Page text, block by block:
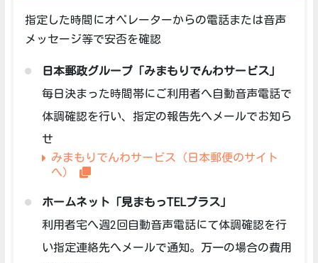
指定した時間にオペレーターからの電話または音声
メッセージ等で安否を確認
日本郵政グループ「みまもりでんわサービス」
毎日決まった時間帯にご利用者へ自動音声電話で
体調確認を行い、指定の報告先へメールでお知ら
せ
みまもりでんわサービス（日本郵便のサイト
へ）
ホームネット「見まもっTELプラス」
利用者宅へ週2回自動音声電話にて体調確認を行
い指定連絡先へメールで通知。万一の場合の費用